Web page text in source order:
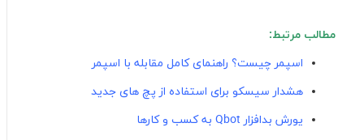
مطالب مرتبط:
اسپمر چیست؟ راهنمای کامل مقابله با اسپمر
هشدار سیسکو برای استفاده از پچ های جدید
یورش بدافزار Qbot به کسب و کارها